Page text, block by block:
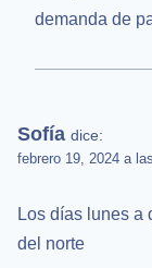
demanda de
Sofía dice:
febrero 19, 2024 a
Los días lunes a
del norte